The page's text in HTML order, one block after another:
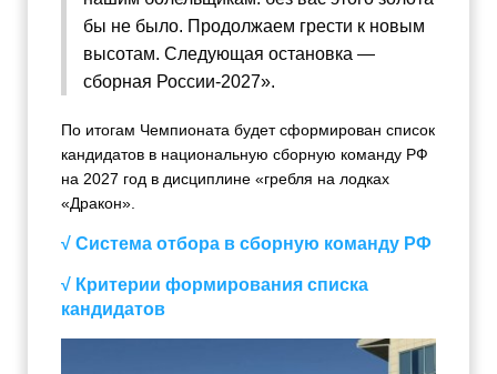
бы не было. Продолжаем грести к новым
высотам. Следующая остановка —
сборная России‑2027».
По итогам Чемпионата будет сформирован список
кандидатов в национальную сборную команду РФ
на 2027 год в дисциплине «гребля на лодках
«Дракон».
√ Система отбора в сборную команду РФ
√ Критерии формирования списка
кандидатов